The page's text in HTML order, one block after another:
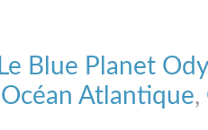
Le Blue Planet
Océan Atlantique,